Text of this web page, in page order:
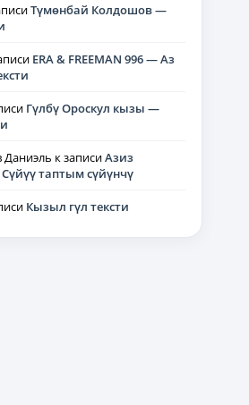
Түмөнбай Колдошов —
ERA & FREEMAN 996 — Аз
Гүлбү Ороскул кызы —
Даниэль к записиАзиз
таптым сүйүнчү
Кызыл гүл тексти